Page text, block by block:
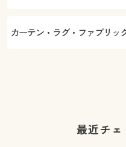
カーテン・ラグ・ファブリッ
最近チ